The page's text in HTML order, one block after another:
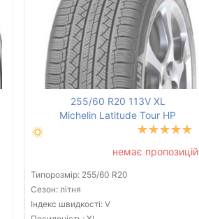
255/60 R20 113V XL
Michelin Latitude Tour HP
немає пропозицій
Типорозмір: 255/60 R20
Сезон: літня
Індекс швидкості: V